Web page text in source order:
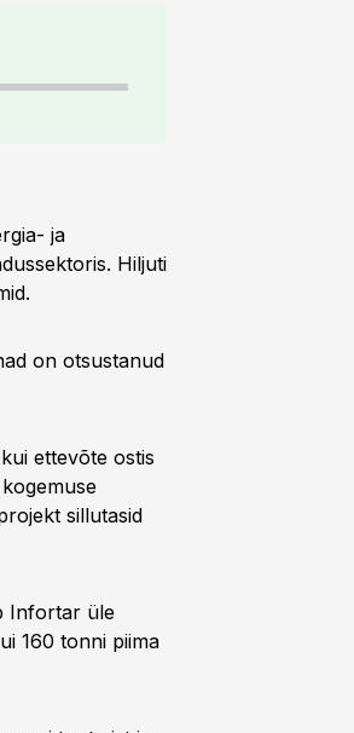
ja
Hiljuti
on otsustanud
ettevõte ostis
sillutasid
Infortar üle
160 tonni piima